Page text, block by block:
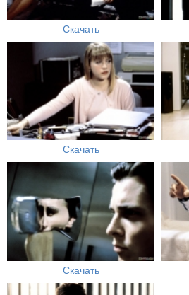
Скачать
Скачать
Скачать